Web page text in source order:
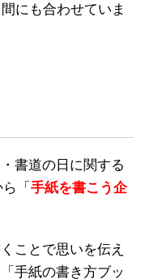
にも合わせていま
書道の日に関する
「 手紙を書こう企
ことで思いを伝え
手紙の書き方ブッ